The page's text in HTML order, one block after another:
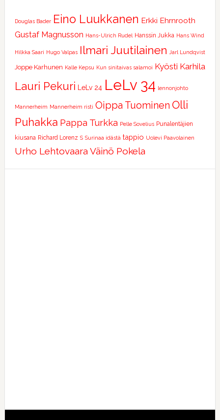
Douglas Bader Eino Luukkanen Erkki Ehrnrooth
Gustaf Magnusson Hans-Ulrich Rudel Hanssin Jukka Hans Wind
Hilkka Saari Hugo Valpas Ilmari Juutilainen Jarl Lundqvist
Joppe Karhunen Kalle Kepsu Kun sinitaivas salamoi Kyösti Karhila
Lauri Pekuri LeLv 24 LeLv 34 lennonjohto
Mannerheim Mannerheim risti Oippa Tuominen Olli
Puhakka Pappa Turkka Pelle Sovelius Punalentäjien
kiusana Richard Lorenz S Surinaa idästä tappio Uolevi Paavolainen
Urho Lehtovaara Väinö Pokela